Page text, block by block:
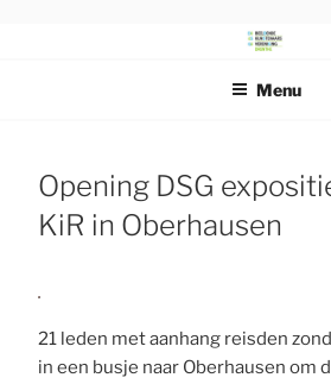
Beeldende Kunstenaars Vereniging
Menu
Opening DSG
KiR in Oberhausen
21 leden met aanhang reisden
in een busje naar Oberhausen om